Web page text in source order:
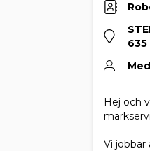
635
Hej och
Vi